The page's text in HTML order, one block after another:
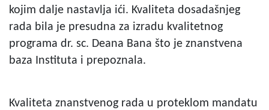
kojim dalje nastavlja ići. Kvaliteta dosadašnjeg
rada bila je presudna za izradu kvalitetnog
programa dr. sc. Deana Bana što je znanstvena
baza Instituta i prepoznala.
Kvaliteta znanstvenog rada u proteklom mandatu